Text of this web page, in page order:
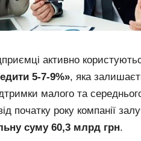
активно
5-7-9%», яка
малого та
початку року компанії
суму 60,3 млрд грн.